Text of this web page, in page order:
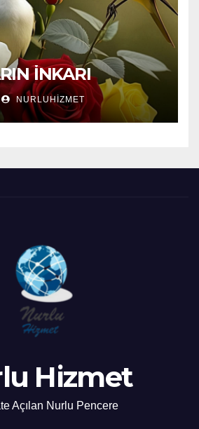
İNKARI
NURLUHIZMET
Hizmet
Açılan Nurlu Pencere